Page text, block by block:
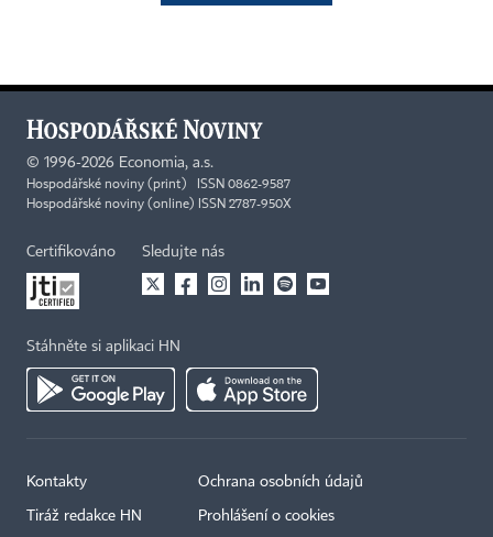
© 1996-2026 Economia, a.s.
Hospodářské noviny (print) ISSN 0862-9587
Hospodářské noviny (online) ISSN 2787-950X
Certifikováno Sledujte nás
Stáhněte si aplikaci HN
Kontakty
Tiráž redakce HN
Ochrana osobních údajů
Prohlášení o cookies